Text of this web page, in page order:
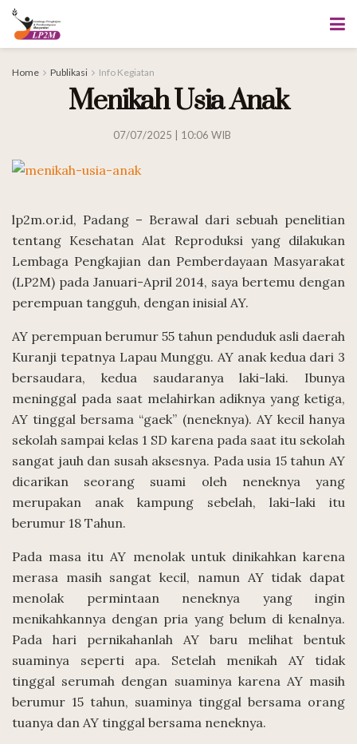
Home Publikasi Info Kegiatan
Menikah Usia Anak
07/07/2025 | 10:06 WIB
lp2m.or.id, Padang – Berawal dari sebuah penelitian
tentang Kesehatan Alat Reproduksi yang dilakukan
Lembaga Pengkajian dan Pemberdayaan Masyarakat
(LP2M) pada Januari-April 2014, saya bertemu dengan
perempuan tangguh, dengan inisial AY.
AY perempuan berumur 55 tahun penduduk asli daerah
Kuranji tepatnya Lapau Munggu. AY anak kedua dari 3
bersaudara, kedua saudaranya laki-laki. Ibunya
meninggal pada saat melahirkan adiknya yang ketiga,
AY tinggal bersama “gaek” (neneknya). AY kecil hanya
sekolah sampai kelas 1 SD karena pada saat itu sekolah
sangat jauh dan susah aksesnya. Pada usia 15 tahun AY
dicarikan seorang suami oleh neneknya yang
merupakan anak kampung sebelah, laki-laki itu
berumur 18 Tahun.
Pada masa itu AY menolak untuk dinikahkan karena
merasa masih sangat kecil, namun AY tidak dapat
menolak permintaan neneknya yang ingin
menikahkannya dengan pria yang belum di kenalnya.
Pada hari pernikahanlah AY baru melihat bentuk
suaminya seperti apa. Setelah menikah AY tidak
tinggal serumah dengan suaminya karena AY masih
berumur 15 tahun, suaminya tinggal bersama orang
tuanya dan AY tinggal bersama neneknya.